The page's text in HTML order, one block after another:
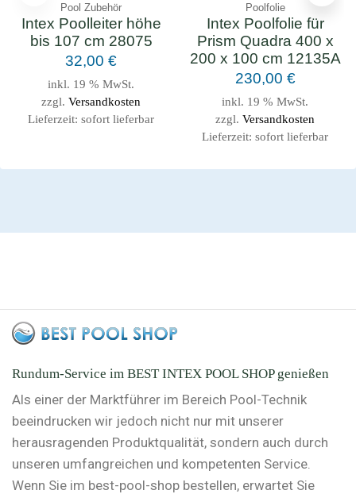
Pool Zubehör
Intex Poolleiter höhe
bis 107 cm 28075
32,00 €
inkl. 19 % MwSt.
zzgl. Versandkosten
Lieferzeit: sofort lieferbar
Poolfolie
Intex Poolfolie für
Prism Quadra 400 x
200 x 100 cm 12135A
230,00 €
inkl. 19 % MwSt.
zzgl. Versandkosten
Lieferzeit: sofort lieferbar
Rundum-Service im BEST INTEX POOL SHOP genießen
Als einer der Marktführer im Bereich Pool-Technik
beeindrucken wir jedoch nicht nur mit unserer
herausragenden Produktqualität, sondern auch durch
unseren umfangreichen und kompetenten Service.
Wenn Sie im best-pool-shop bestellen, erwartet Sie